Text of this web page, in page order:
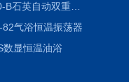
1810-B石英自动双重纯水蒸馏水器
气浴恒温振荡器
数显恒温油浴